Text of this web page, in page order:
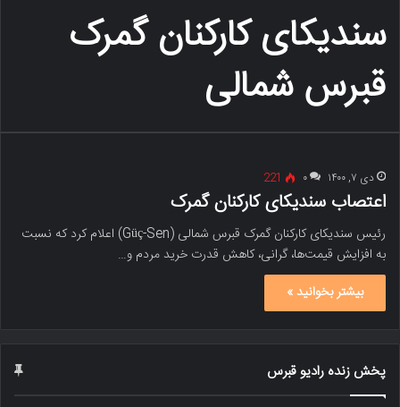
سندیکای کارکنان گمرک
قبرس شمالی
دی ۷, ۱۴۰۰ ۰ 221
اعتصاب سندیکای کارکنان گمرک
رئیس سندیکای کارکنان گمرک قبرس شمالی (Güç-Sen) اعلام کرد که نسبت
به افزایش قیمت‌ها، گرانی، کاهش قدرت خرید مردم و…
بیشتر بخوانید »
پخش زنده رادیو قبرس